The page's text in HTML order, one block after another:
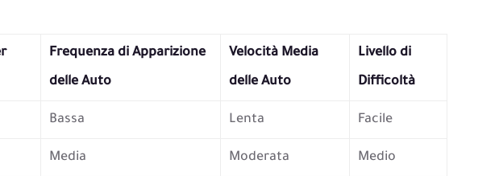
Livello di
Difficoltà
Velocità Media
delle Auto
Frequenza di Apparizione
delle Auto
Facile
Lenta
Bassa
Medio
Moderata
Media